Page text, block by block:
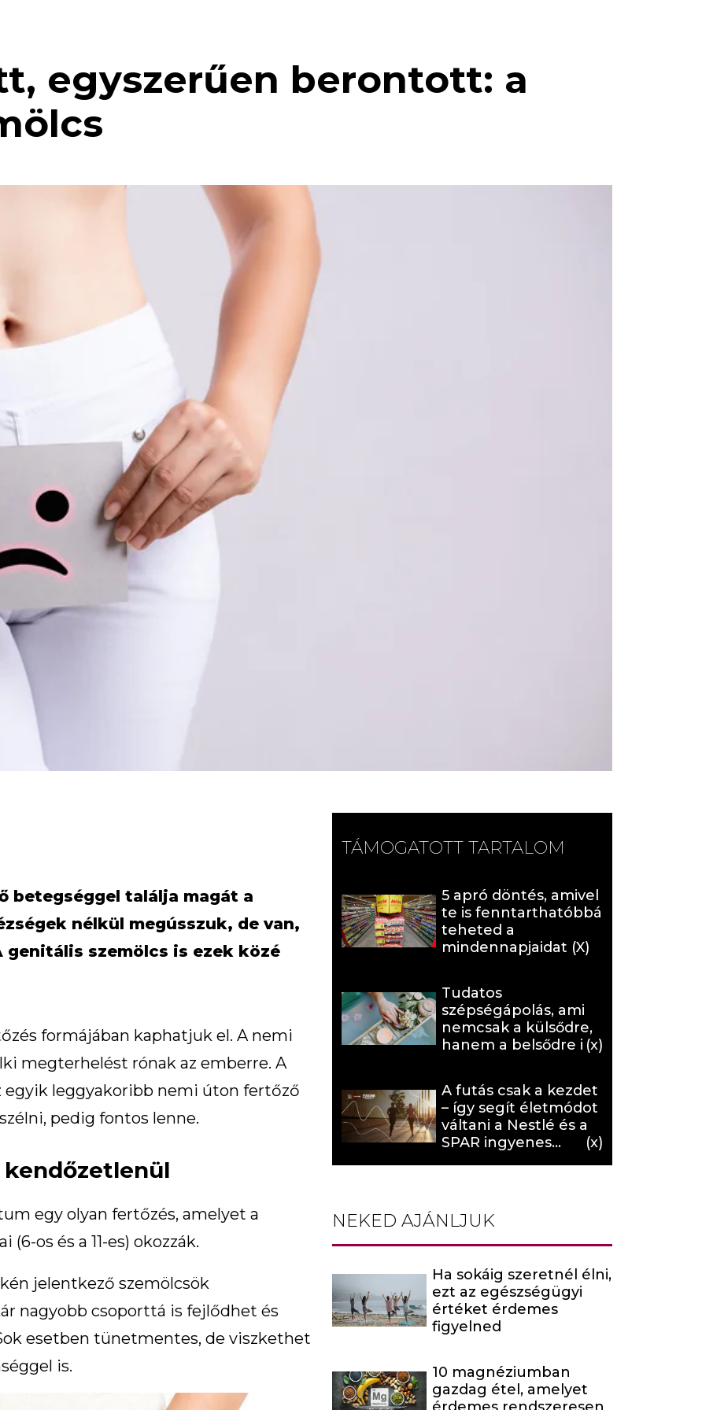
egyszerűen berontott: a
betegséggel találja magát a
nélkül megússzuk, de van,
szemölcs is ezek közé
formájában kaphatjuk el. A nemi
megterhelést rónak az emberre. A
egyik leggyakoribb nemi úton fertőző
pedig fontos lenne.
egy olyan fertőzés, amelyet a
(6-os és a 11-es) okozzák.
jelentkező szemölcsök
nagyobb csoporttá is fejlődhet és
esetben tünetmentes, de viszkethet
is.
TÁMOGATOTT TARTALOM
5 apró döntés, amivel
te is fenntarthatóbbá
teheted a
mindennapjaidat (X)
Tudatos
szépségápolás, ami
nemcsak a külsődre,
hanem a belsődre is
A futás csak a kezdet
– így segít életmódot
váltani a Nestlé és a
SPAR ingyenes
NEKED AJÁNLJUK
Ha sokáig szeretnél élni,
ezt az egészségügyi
értéket érdemes
figyelned
10 magnéziumban
gazdag étel, amelyet
érdemes rendszeresen